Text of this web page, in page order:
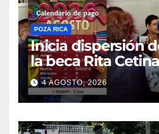
POZA RICA
Inicia dispersión
la beca Rita
4 AGOSTO, 2026